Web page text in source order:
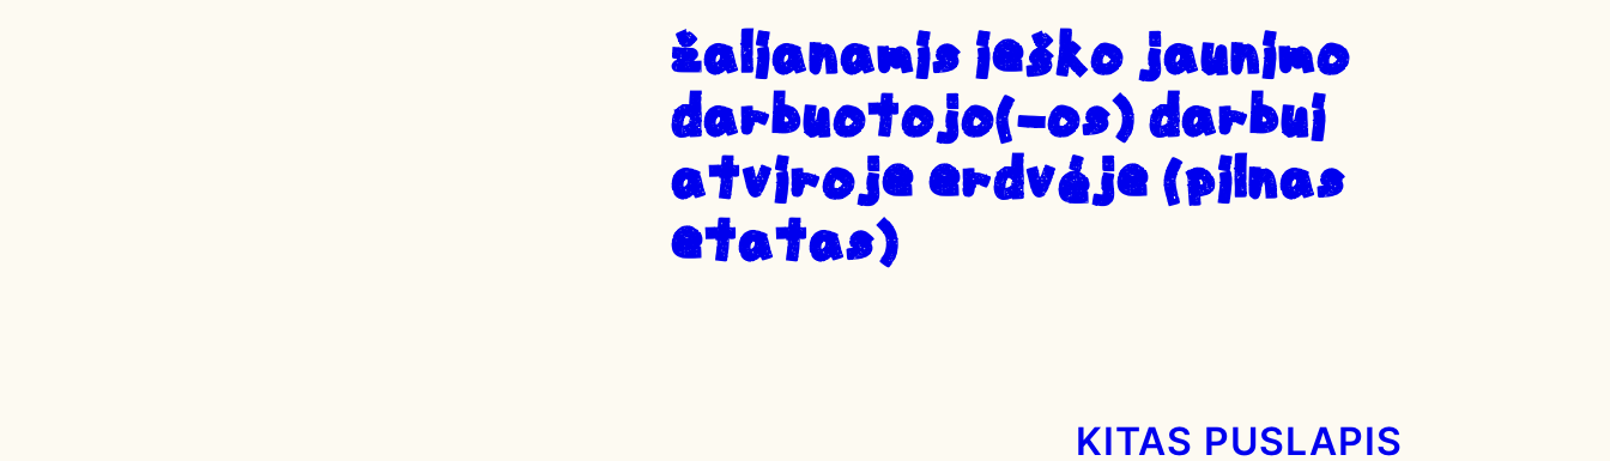
ŽALIANAMIS IEŠKO JAUNIMO
DARBUOTOJO(-OS) DARBUI
ATVIROJE ERDVĖJE (PILNAS
ETATAS)
KITAS PUSLAPIS